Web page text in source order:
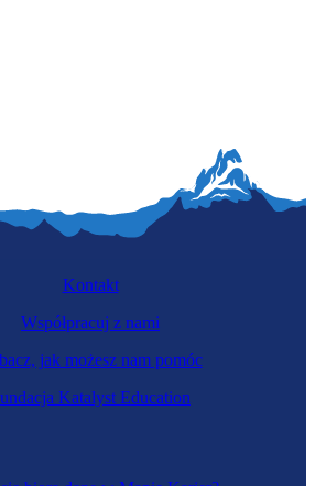
Kontakt
Współpracuj z nami
jak możesz nam pomóc
Katalyst Education